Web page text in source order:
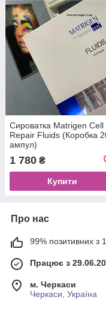
Сироватка Matrigen Cell
Repair Fluids (Коробка
ампул)
1 780 ₴
Купити
Про нас
99% позитивних з
Працює з
м. Черкаси
Черкаси, Україна